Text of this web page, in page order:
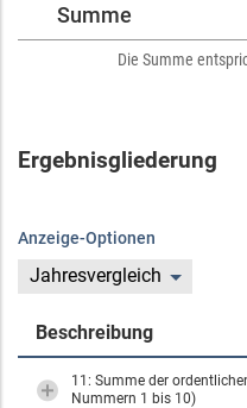
Summe
Die Summe
Ergebnisgliederung
Anzeige-Optionen
Jahresvergleich
Beschreibung
11: Summe der
Nummern 1 bis 10)